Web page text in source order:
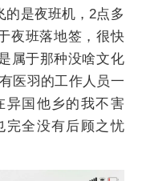
的是夜班机，2点多
夜班落地签，很快
属于那种没啥文化
医羽的工作人员一
异国他乡的我不害
完全没有后顾之忧